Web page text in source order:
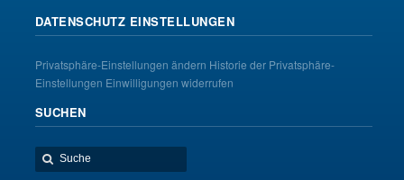
DATENSCHUTZ EINSTELLUNGEN
Privatsphäre-Einstellungen ändern Historie der Privatsphäre-
Einstellungen Einwilligungen widerrufen
SUCHEN